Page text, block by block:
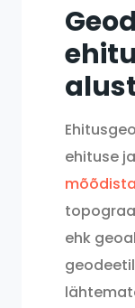
ehituse
ehk